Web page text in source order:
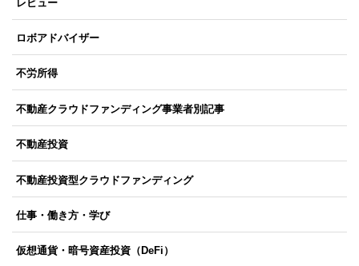
レビュー
ロボアドバイザー
不労所得
不動産クラウドファンディング事業者別記事
不動産投資
不動産投資型クラウドファンディング
仕事・働き方・学び
仮想通貨・暗号資産投資（DeFi）